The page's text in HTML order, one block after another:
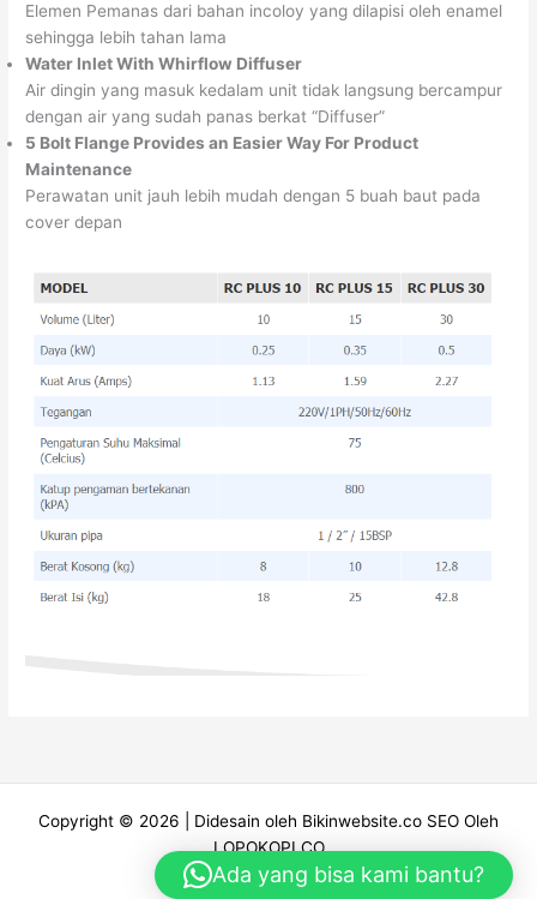
Elemen Pemanas dari bahan incoloy yang dilapisi oleh enamel
sehingga lebih tahan lama
Water Inlet With Whirflow Diffuser
Air dingin yang masuk kedalam unit tidak langsung bercampur
dengan air yang sudah panas berkat “Diffuser”
5 Bolt Flange Provides an Easier Way For Product
Maintenance
Perawatan unit jauh lebih mudah dengan 5 buah baut pada
cover depan
Copyright © 2026 | Didesain oleh Bikinwebsite.co SEO Oleh
LOPOKOPI.CO
Ada yang bisa kami bantu?